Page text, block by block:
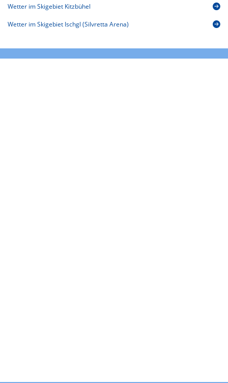
Wetter im Skigebiet Kitzbühel
Wetter im Skigebiet Ischgl (Silvretta Arena)